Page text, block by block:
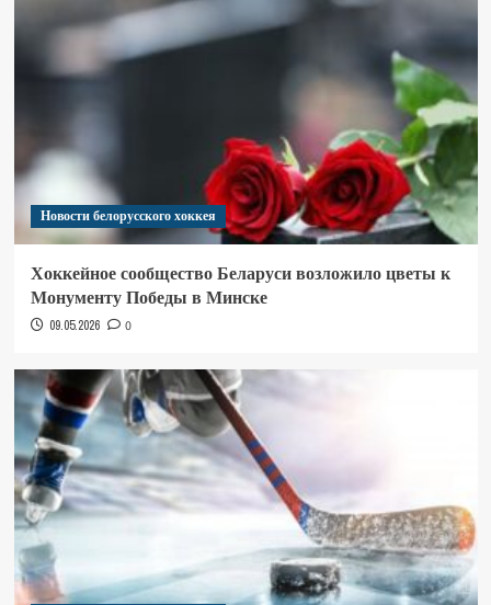
Новости белорусского хоккея
Хоккейное сообщество Беларуси возложило цветы к
Монументу Победы в Минске
09.05.2026 0